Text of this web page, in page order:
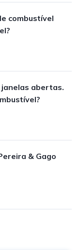
combustível
abertas.
& Gago